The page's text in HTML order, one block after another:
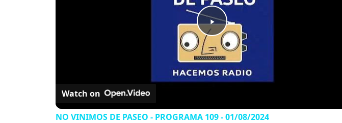
P
l
Watch on
NO VINIMOS DE PASEO - PROGRAMA 109 - 01/08/2024